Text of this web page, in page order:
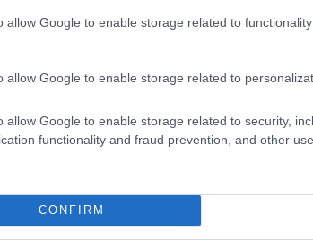
allow Google to enable storage related to
allow Google to enable storage related to
allow Google to enable storage related to security,
functionality and fraud prevention, and other
CONFIRM